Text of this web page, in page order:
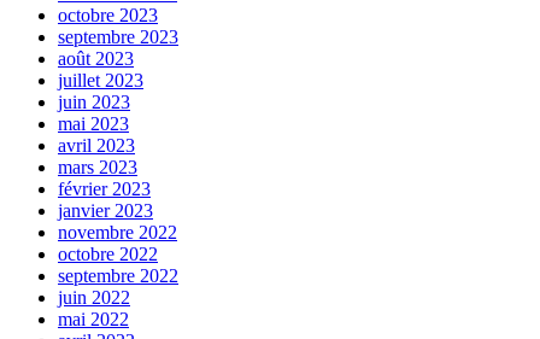
octobre 2023
septembre 2023
août 2023
juillet 2023
juin 2023
mai 2023
avril 2023
mars 2023
février 2023
janvier 2023
novembre 2022
octobre 2022
septembre 2022
juin 2022
mai 2022